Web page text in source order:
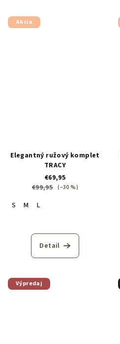
Akcia
Elegantný ružový komplet
TRACY
€69,95
€99,95 (–30 %)
S M L
Detail
Výpredaj